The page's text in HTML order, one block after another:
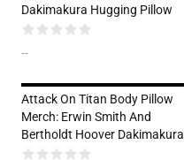
Dakimakura Hugging Pillow
--
Attack On Titan Body Pillow
Merch: Erwin Smith And
Bertholdt Hoover Dakimakura